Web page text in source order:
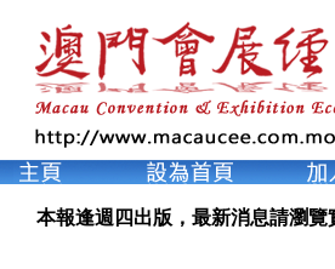
本報逢週四出版，最新消息請瀏覽